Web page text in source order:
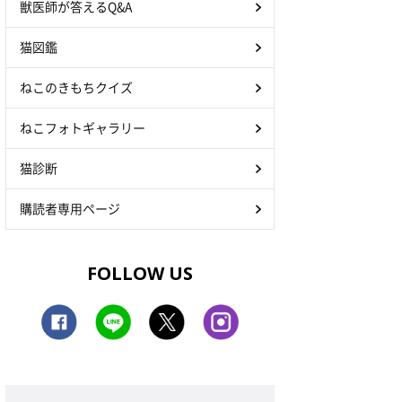
獣医師が答えるQ&A
猫図鑑
ねこのきもちクイズ
ねこフォトギャラリー
猫診断
購読者専用ページ
FOLLOW US